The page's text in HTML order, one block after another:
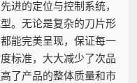
进的定位与控制系统，
。无论是复杂的刀片形
能完美呈现，保证每一
标准，大大减少了次品
了产品的整体质量和市